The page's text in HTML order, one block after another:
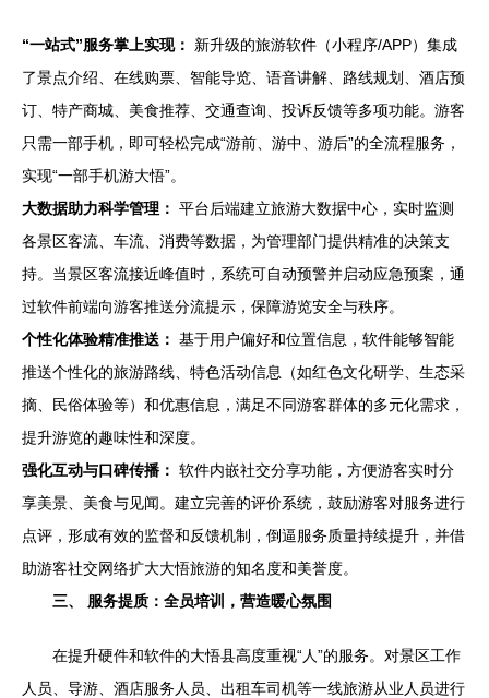
“一站式”服务掌上实现：
新升级的旅游软件（小程序/APP）集成
了景点介绍、在线购票、智能导览、语音讲解、路线规划、酒店预
订、特产商城、美食推荐、交通查询、投诉反馈等多项功能。游客
只需一部手机，即可轻松完成“游前、游中、游后”的全流程服务，
实现“一部手机游大悟”。
大数据助力科学管理： 平台后端建立旅游大数据中心，实时监测
各景区客流、车流、消费等数据，为管理部门提供精准的决策支
持。当景区客流接近峰值时，系统可自动预警并启动应急预案，通
过软件前端向游客推送分流提示，保障游览安全与秩序。
个性化体验精准推送： 基于用户偏好和位置信息，软件能够智能
推送个性化的旅游路线、特色活动信息（如红色文化研学、生态采
摘、民俗体验等）和优惠信息，满足不同游客群体的多元化需求，
提升游览的趣味性和深度。
强化互动与口碑传播： 软件内嵌社交分享功能，方便游客实时分
享美景、美食与见闻。建立完善的评价系统，鼓励游客对服务进行
点评，形成有效的监督和反馈机制，倒逼服务质量持续提升，并借
助游客社交网络扩大大悟旅游的知名度和美誉度。
三、 服务提质：全员培训，营造暖心氛围
在提升硬件和软件的大悟县高度重视“人”的服务。对景区工作
人员、导游、酒店服务人员、出租车司机等一线旅游从业人员进行